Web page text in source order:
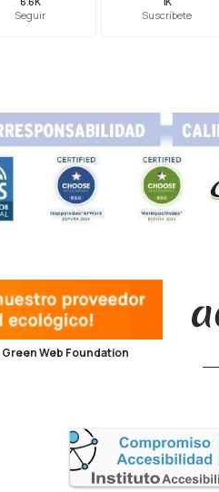
Seguir Suscríbete
Green Web Foundation